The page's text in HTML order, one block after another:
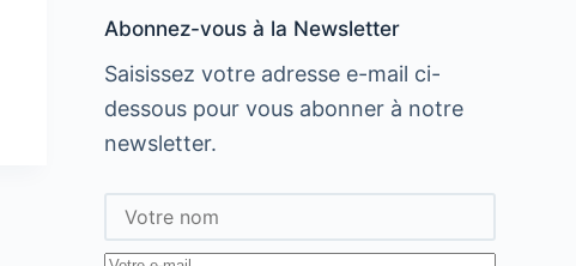
Abonnez-vous à la Newsletter
Saisissez votre adresse e-mail ci-
dessous pour vous abonner à notre
newsletter.